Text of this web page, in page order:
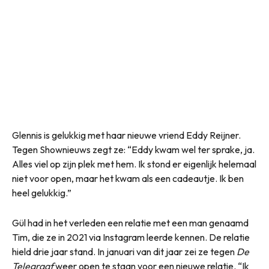
Glennis is gelukkig met haar nieuwe vriend Eddy Reijner.
Tegen Shownieuws zegt ze: “Eddy kwam wel ter sprake, ja.
Alles viel op zijn plek met hem. Ik stond er eigenlijk helemaal
niet voor open, maar het kwam als een cadeautje. Ik ben
heel gelukkig.”
Gül had in het verleden een relatie met een man genaamd
Tim, die ze in 2021 via Instagram leerde kennen. De relatie
hield drie jaar stand. In januari van dit jaar zei ze tegen De
Telegraafweer open te staan voor een nieuwe relatie. “Ik